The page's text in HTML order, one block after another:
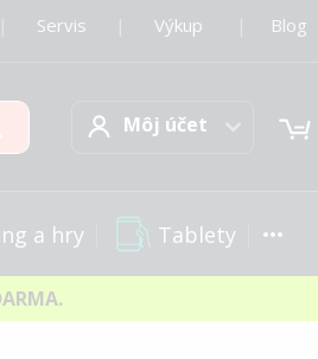
Servis Výkup Blog
Môj účetMôj účet
a hry Tablety